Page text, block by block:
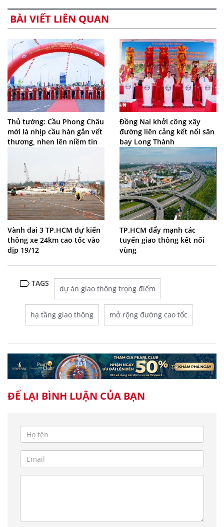
BÀI VIẾT LIÊN QUAN
Thủ tướng: Cầu Phong Châu
mới là nhịp cầu hàn gắn vết
thương, nhen lên niềm tin
Đồng Nai khởi công xây
đường liên cảng kết nối sân
bay Long Thành
Vành đai 3 TP.HCM dự kiến
thông xe 24km cao tốc vào
dịp 19/12
TP.HCM đẩy mạnh các
tuyến giao thông kết nối
vùng
TAGS
dự án giao thông trọng điểm
hạ tầng giao thông mở rộng đường cao tốc
ĐỂ LẠI BÌNH LUẬN CỦA BẠN